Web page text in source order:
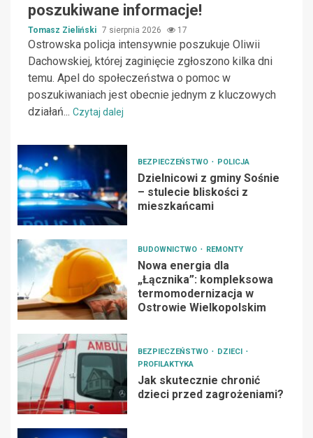
poszukiwane informacje!
Tomasz Zieliński 7 sierpnia 2026 17
Ostrowska policja intensywnie poszukuje Oliwii
Dachowskiej, której zaginięcie zgłoszono kilka dni
temu. Apel do społeczeństwa o pomoc w
poszukiwaniach jest obecnie jednym z kluczowych
działań... Czytaj dalej
BEZPIECZEŃSTWO POLICJA
Dzielnicowi z gminy Sośnie
– stulecie bliskości z
mieszkańcami
BUDOWNICTWO REMONTY
Nowa energia dla
„Łącznika”: kompleksowa
termomodernizacja w
Ostrowie Wielkopolskim
BEZPIECZEŃSTWO
DZIECI
PROFILAKTYKA
Jak skutecznie chronić
dzieci przed zagrożeniami?